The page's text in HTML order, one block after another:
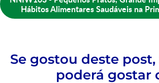
Hábitos Alimentares Saudáveis na
Se gostou deste
poderá gostar